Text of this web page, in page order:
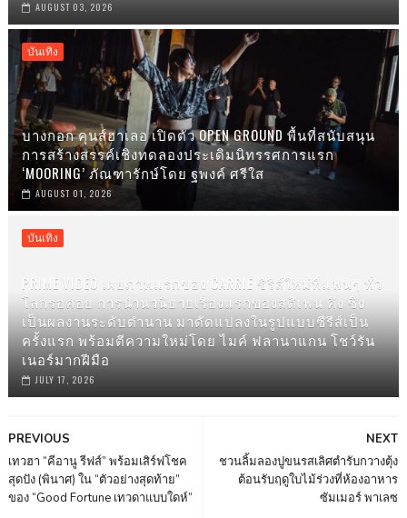
AUGUST 03, 2026
บันเทิง
บางกอก คุนส์ฮาเลอ เปิดตัว OPEN GROUND พื้นที่สนับสนุน
การสร้างสรรค์เชิงทดลองประเดิมนิทรรศการแรก
‘MOORING’ ภัณฑารักษ์โดย ฐพงค์ ศรีใส
AUGUST 01, 2026
บันเทิง
PRIME VIDEO เผยภาพแรกของ CARRIE ซีรีส์ใหม่ที่แฟนๆ ทั่ว
โลกรอคอย การนำนวนิยายเรื่องแรกของสตีเฟน คิง ซึ่ง
เป็นผลงานระดับตำนาน มาดัดแปลงในรูปแบบซีรีส์เป็น
ครั้งแรก พร้อมตีความใหม่โดย ไมค์ ฟลานาแกน โชว์รัน
เนอร์มากฝีมือ
JULY 17, 2026
NEXT
ชวนลิ้มลองปูขนรสเลิศตำรับกวางตุ้ง
ต้อนรับฤดูใบไม้ร่วงที่ห้องอาหาร
ซัมเมอร์ พาเลซ
PREVIOUS
เทวฮา “คีอานู รีฟส์” พร้อมเสิร์ฟโชค
สุดปัง (พินาศ) ใน “ตัวอย่างสุดท้าย”
ของ “Good Fortune เทวดาแบบใดห์”